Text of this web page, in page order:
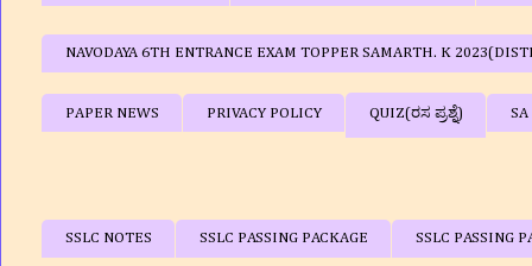
NAVODAYA 6TH ENTRANCE EXAM TOPPER SAMARTH. K
PAPER NEWS PRIVACY POLICY QUIZ(ರಸ ಪ್ರಶ್ನೆ)
SSLC NOTES SSLC PASSING PACKAGE SSLC PASSING